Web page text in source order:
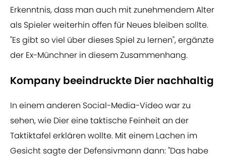
Erkenntnis, dass man auch mit zunehmendem Alter
als Spieler weiterhin offen für Neues bleiben sollte.
"Es gibt so viel über dieses Spiel zu lernen", ergänzte
der Ex-Münchner in diesem Zusammenhang.
Kompany beeindruckte Dier nachhaltig
In einem anderen Social-Media-Video war zu
sehen, wie Dier eine taktische Feinheit an der
Taktiktafel erklären wollte. Mit einem Lachen im
Gesicht sagte der Defensivmann dann: "Das habe